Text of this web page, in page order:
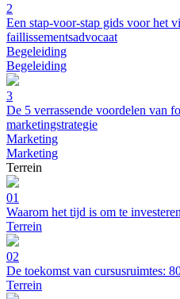
2
Een stap-voor-stap gids voor het
faillissementsadvocaat
Begeleiding
Begeleiding
3
De 5 verrassende voordelen van
marketingstrategie
Marketing
Marketing
Terrein
01
Waarom het tijd is om te
Terrein
02
De toekomst van cursusruimtes:
Terrein